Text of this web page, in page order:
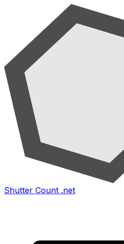
Shutter Count .net